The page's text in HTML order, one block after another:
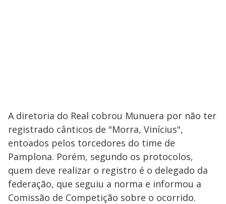
A diretoria do Real cobrou Munuera por não ter
registrado cânticos de "Morra, Vinícius",
entoados pelos torcedores do time de
Pamplona. Porém, segundo os protocolos,
quem deve realizar o registro é o delegado da
federação, que seguiu a norma e informou a
Comissão de Competição sobre o ocorrido.